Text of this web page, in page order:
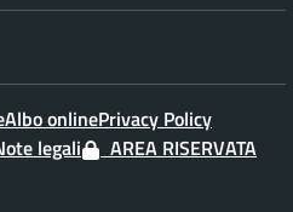
Albo onlinePrivacy Policy
legali
AREA RISERVATA